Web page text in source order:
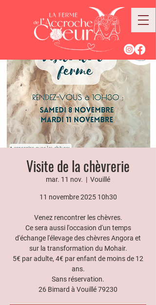
Visite de la chèvrerie
mar. 11 nov.
  |
Vouillé
11 novembre 2025 10h30
Venez rencontrer les chèvres.
Ce sera aussi l'occasion d'un temps
d'échange l'élevage des chèvres Angora et
sur la transformation du Mohair.
5€ par adulte, 4€ par enfant de moins de 12
ans.
Sans réservation.
26 Bimard à Vouillé 79230